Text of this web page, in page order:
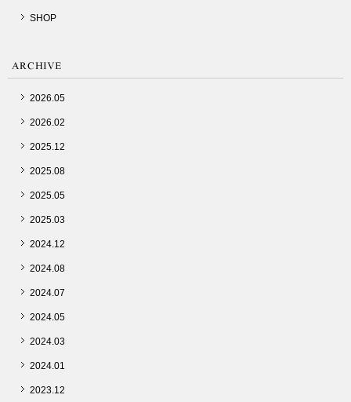
SHOP
2026.05
2026.02
2025.12
2025.08
2025.05
2025.03
2024.12
2024.08
2024.07
2024.05
2024.03
2024.01
2023.12